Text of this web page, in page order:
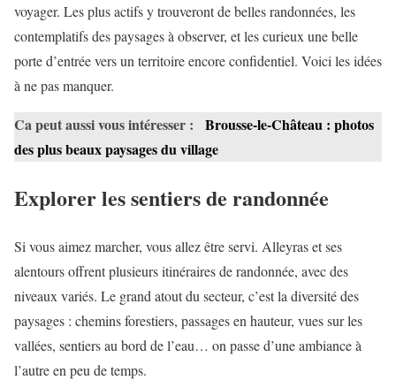
voyager. Les plus actifs y trouveront de belles randonnées, les
contemplatifs des paysages à observer, et les curieux une belle
porte d’entrée vers un territoire encore confidentiel. Voici les idées
à ne pas manquer.
Ca peut aussi vous intéresser :
Brousse-le-Château : photos
des plus beaux paysages du village
Explorer les sentiers de randonnée
Si vous aimez marcher, vous allez être servi. Alleyras et ses
alentours offrent plusieurs itinéraires de randonnée, avec des
niveaux variés. Le grand atout du secteur, c’est la diversité des
paysages : chemins forestiers, passages en hauteur, vues sur les
vallées, sentiers au bord de l’eau… on passe d’une ambiance à
l’autre en peu de temps.